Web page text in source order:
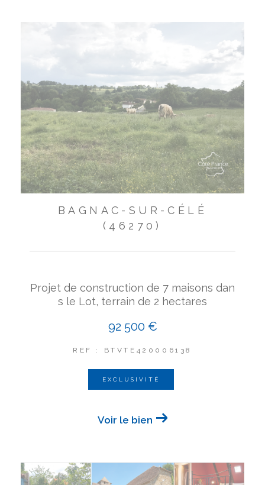
BAGNAC-SUR-CÉLÉ
(46270)
Projet de construction de 7 maisons dan
s le Lot, terrain de 2 hectares
92 500 €
REF : BTVTE420006138
EXCLUSIVITÉ
Voir le bien